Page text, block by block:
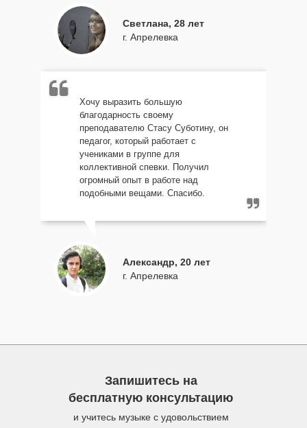
Светлана, 28 лет
г. Апрелевка
Хочу выразить большую
благодарность своему
преподавателю Стасу Суботину, он
педагог, который работает с
учениками в группе для
коллективной спевки. Получил
огромный опыт в работе над
подобными вещами. Спасибо.
Александр, 20 лет
г. Апрелевка
Запишитесь на
бесплатную консультацию
и учитесь музыке с удовольствием